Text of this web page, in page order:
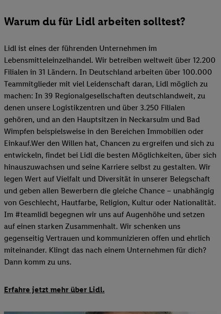
Warum du für Lidl arbeiten solltest?
Lidl ist eines der führenden Unternehmen im
Lebensmitteleinzelhandel. Wir betreiben weltweit über 12.200
Filialen in 31 Ländern. In Deutschland arbeiten über 100.000
Teammitglieder mit viel Leidenschaft daran, Lidl möglich zu
machen: In 39 Regionalgesellschaften deutschlandweit, zu
denen unsere Logistikzentren und über 3.250 Filialen
gehören, und an den Hauptsitzen in Neckarsulm und Bad
Wimpfen beispielsweise in den Bereichen Immobilien oder
Einkauf.Wer den Willen hat, Chancen zu ergreifen und sich zu
entwickeln, findet bei Lidl die besten Möglichkeiten, über sich
hinauszuwachsen und seine Karriere selbst zu gestalten. Wir
legen Wert auf Vielfalt und Diversität in unserer Belegschaft
und geben allen Bewerbern die gleiche Chance – unabhängig
von Geschlecht, Hautfarbe, Religion, Kultur oder Nationalität.
Im #teamlidl begegnen wir uns auf Augenhöhe und setzen
auf einen starken Zusammenhalt. Wir schenken uns
gegenseitig Vertrauen und kommunizieren offen und ehrlich
miteinander. Klingt das nach einem Unternehmen für dich?
Dann komm zu uns.​
Erfahre jetzt mehr über Lidl.